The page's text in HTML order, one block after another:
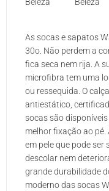
As socas e sapatos
30o. Não perdem a
fica seca nem rija. A
microfibra tem uma
ou ressequida. O
antiestático,
socas são
melhor fixação ao
em pele que pode ser
descolar nem
grande durabilidade
moderno das socas